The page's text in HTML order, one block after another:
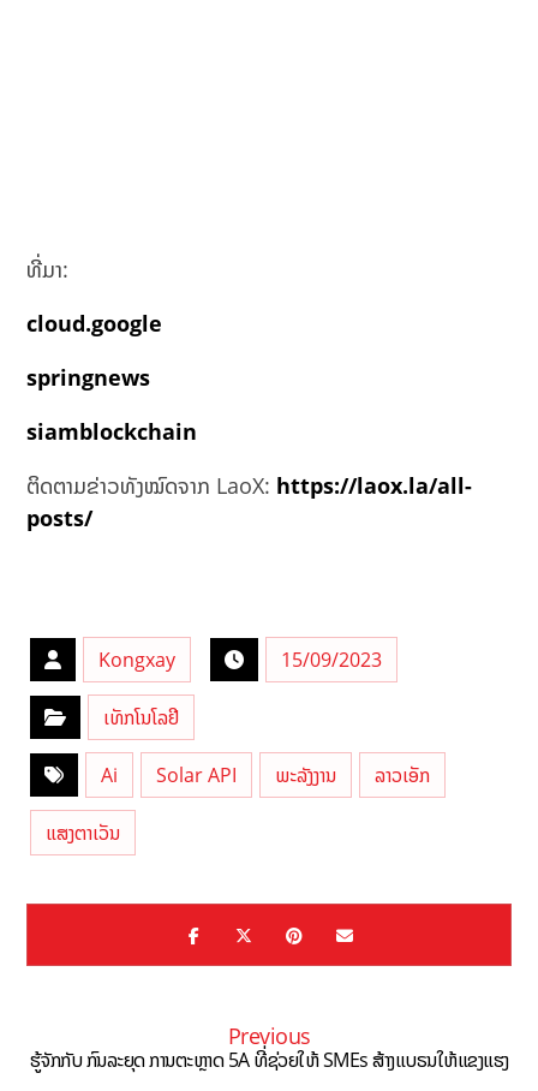
ທີ່ມາ:
cloud.google
springnews
siamblockchain
ຕິດຕາມຂ່າວທັງໝົດຈາກ LaoX: https://laox.la/all-
posts/
Kongxay 15/09/2023
ເທັກໂນໂລຢີ
Ai Solar API ພະລັງງານ ລາວເອັກ
ແສງຕາເວັນ
Previous
ຮູ້ຈັກກັບ ກົນລະຍຸດ ການຕະຫຼາດ 5A ທີ່ຊ່ວຍໃຫ້ SMEs ສ້າງແບຣນໃຫ້ແຂງແຮງ